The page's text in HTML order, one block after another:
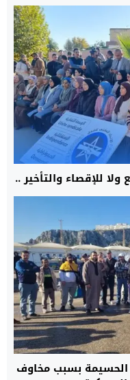
للإقصاء والتأخير ..
الحسيمة بسبب مخاوف